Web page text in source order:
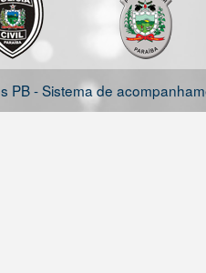
PB - Sistema de